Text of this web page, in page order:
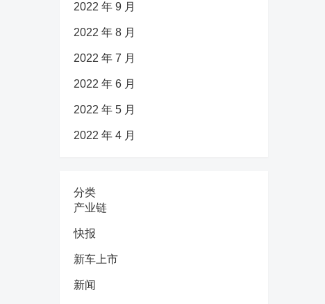
2022 年 9 月
2022 年 8 月
2022 年 7 月
2022 年 6 月
2022 年 5 月
2022 年 4 月
分类
产业链
快报
新车上市
新闻